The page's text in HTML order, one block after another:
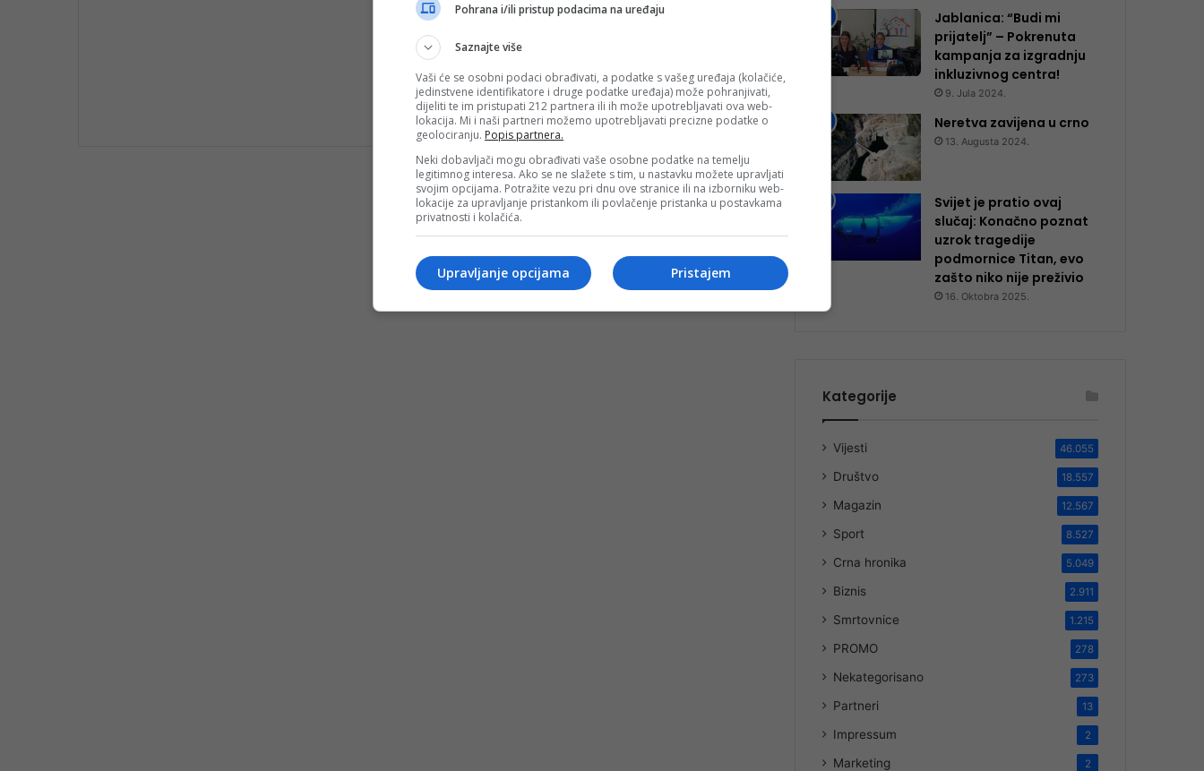
Reprezentacija Bosne i Hercegovine ostvarila je veliki
prvenstva u Mariboru, osvojivši ukupno deset
Pročitaj više
Jablanica: “Budi mi
prijatelj” – Pokrenuta
kampanja za izgradnju
inkluzivnog centra!
9. Jula 2024.
Neretva zavijena u crno
13. Augusta 2024.
Svijet je pratio ovaj
slučaj: Konačno poznat
uzrok tragedije
podmornice Titan, evo
zašto niko nije preživio
16. Oktobra 2025.
Kategorije
Vijesti 46.055
Društvo 18.557
Magazin 12.567
Sport 8.527
Crna hronika 5.049
Biznis 2.911
Smrtovnice 1.215
PROMO 278
Nekategorisano 273
Partneri 13
Impressum 2
Marketing 2
Pohrana i/ili pristup podacima na uređaju
Saznajte više
Vaši će se osobni podaci obrađivati, a podatke s vašeg uređaja (kolačiće,
jedinstvene identifikatore i druge podatke uređaja) može pohranjivati,
dijeliti te im pristupati 212 partnera ili ih može upotrebljavati ova web-
lokacija. Mi i naši partneri možemo upotrebljavati precizne podatke o
geolociranju. Popis partnera.
Neki dobavljači mogu obrađivati vaše osobne podatke na temelju
legitimnog interesa. Ako se ne slažete s tim, u nastavku možete upravljati
svojim opcijama. Potražite vezu pri dnu ove stranice ili na izborniku web-
lokacije za upravljanje pristankom ili povlačenje pristanka u postavkama
privatnosti i kolačića.
Pristajem
Upravljanje opcijama